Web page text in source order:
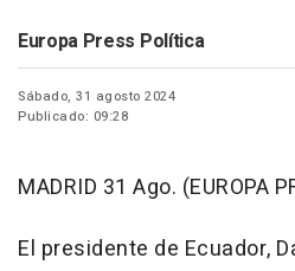
Europa Press Política
Sábado, 31 agosto 2024
Publicado: 09:28
MADRID 31 Ago. (EUROPA
El presidente de Ecuador,